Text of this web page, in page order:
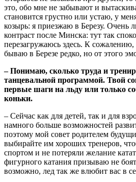
это, обо мне не забывают и
становится грустно или устаю, у
козырь: я приезжаю в Березу. Очень
контраст после Минска: тут так
перезагружаюсь здесь. К сожалению,
бываю в Березе редко, но от этого
– Понимаю, сколько труда и
танцевальной программой. Твой
первые шаги на льду или только
коньки.
– Сейчас как для детей, так и для
намного больше возможностей
поэтому мой совет родителем
выбирайте им хороших тренеров,
спортом и не потеряли желание
фигурного катания призываю не
возможно, лед так же влюбит вас в